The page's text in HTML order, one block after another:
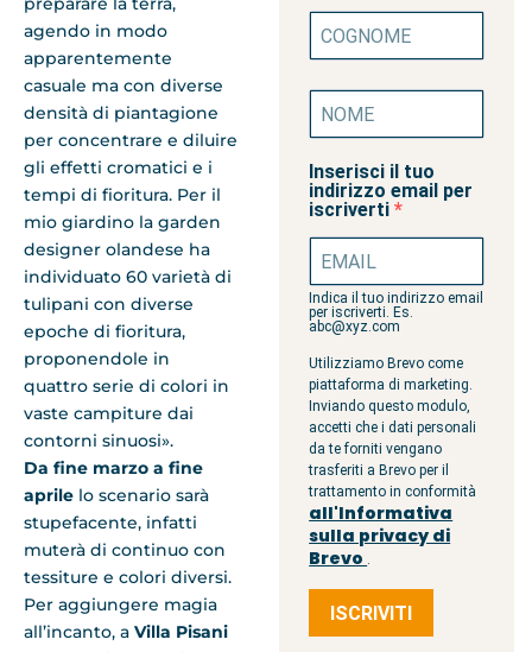
agendo in modo
apparentemente
casuale ma con diverse
densità di piantagione
per concentrare e diluire
gli effetti cromatici e i
tempi di fioritura. Per il
mio giardino la garden
designer olandese ha
individuato 60 varietà di
tulipani con diverse
epoche di fioritura,
proponendole in
quattro serie di colori in
vaste campiture dai
contorni sinuosi».
Da fine marzo a fine
aprile lo scenario sarà
stupefacente, infatti
muterà di continuo con
tessiture e colori diversi.
Per aggiungere magia
all’incanto, a Villa Pisani
Inserisci il tuo
indirizzo email per
iscriverti
Indica il tuo indirizzo email
per iscriverti. Es.
abc@xyz.com
Utilizziamo Brevo come
piattaforma di marketing.
Inviando questo modulo,
accetti che i dati personali
da te forniti vengano
trasferiti a Brevo per il
trattamento in conformità
all'Informativa
sulla privacy di
Brevo .
ISCRIVITI